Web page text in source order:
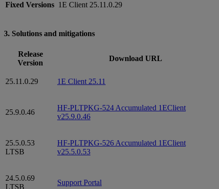
Fixed Versions 1E Client 25.11.0.29
3. Solutions and mitigations
Release
Version
Download URL
25.11.0.29 1E Client 25.11
25.9.0.46
HF-PLTPKG-524 Accumulated 1EClient
v25.9.0.46
25.5.0.53
LTSB
HF-PLTPKG-526 Accumulated 1EClient
v25.5.0.53
24.5.0.69
LTSB
Support Portal